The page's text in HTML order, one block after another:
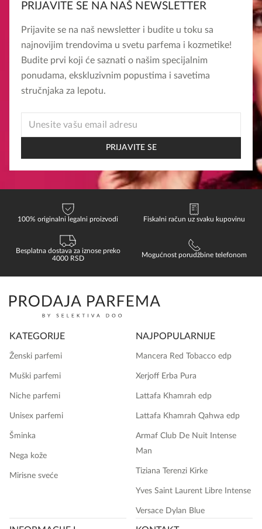
više
varijanti.
Opcije
mogu
biti
izabrane
stranici
proizvoda.
više
varijanti.
Opcije
mogu
biti
proizvoda.
PRIJAVITE SE NA NAŠ NEWSLETTER
Prijavite se na naš newsletter i budite u toku sa
najnovijim trendovima u svetu parfema i kozmetike!
Budite prvi koji će saznati o našim specijalnim
ponudama, ekskluzivnim popustima i savetima
stručnjaka za lepotu.
PRIJAVITE SE
100% originalni legalni proizvodi Fiskalni račun uz svaku kupovinu
Besplatna dostava za iznose preko
4000 RSD
Mogućnost porudžbine telefonom
KATEGORIJE
Ženski parfemi
Muški parfemi
Niche parfemi
Unisex parfemi
Šminka
Nega kože
Mirisne sveće
NAJPOPULARNIJE
Mancera Red Tobacco edp
Xerjoff Erba Pura
Lattafa Khamrah edp
Lattafa Khamrah Qahwa edp
Armaf Club De Nuit Intense
Man
Tiziana Terenzi Kirke
Yves Saint Laurent Libre Intense
Versace Dylan Blue